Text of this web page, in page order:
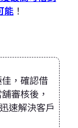
能 ！
，確認借
審核後，
速解決客戶